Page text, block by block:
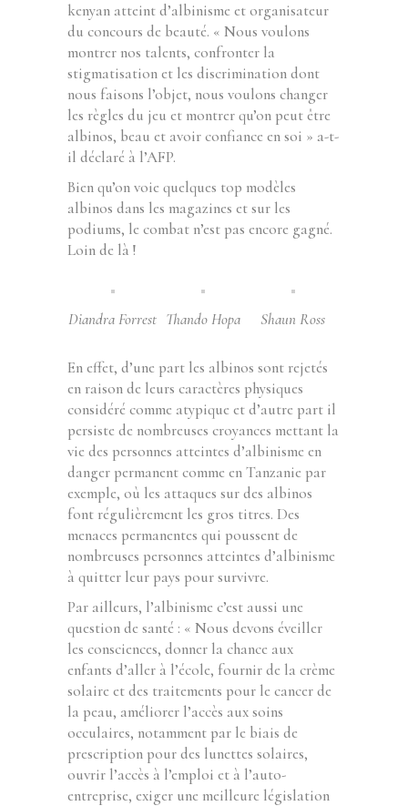
kenyan atteint d’albinisme et organisateur
du concours de beauté. « Nous voulons
montrer nos talents, confronter la
stigmatisation et les discrimination dont
nous faisons l’objet, nous voulons changer
les règles du jeu et montrer qu’on peut être
albinos, beau et avoir confiance en soi » a-t-
il déclaré à l’AFP.
Bien qu’on voie quelques top modèles
albinos dans les magazines et sur les
podiums, le combat n’est pas encore gagné.
Loin de là !
Diandra Forrest Thando Hopa Shaun Ross
En effet, d’une part les albinos sont rejetés
en raison de leurs caractères physiques
considéré comme atypique et d’autre part il
persiste de nombreuses croyances mettant la
vie des personnes atteintes d’albinisme en
danger permanent comme en Tanzanie par
exemple, où les attaques sur des albinos
font régulièrement les gros titres. Des
menaces permanentes qui poussent de
nombreuses personnes atteintes d’albinisme
à quitter leur pays pour survivre.
Par ailleurs, l’albinisme c’est aussi une
question de santé : « Nous devons éveiller
les consciences, donner la chance aux
enfants d’aller à l’école, fournir de la crème
solaire et des traitements pour le cancer de
la peau, améliorer l’accès aux soins
occulaires, notamment par le biais de
prescription pour des lunettes solaires,
ouvrir l’accès à l’emploi et à l’auto-
entreprise, exiger une meilleure législation